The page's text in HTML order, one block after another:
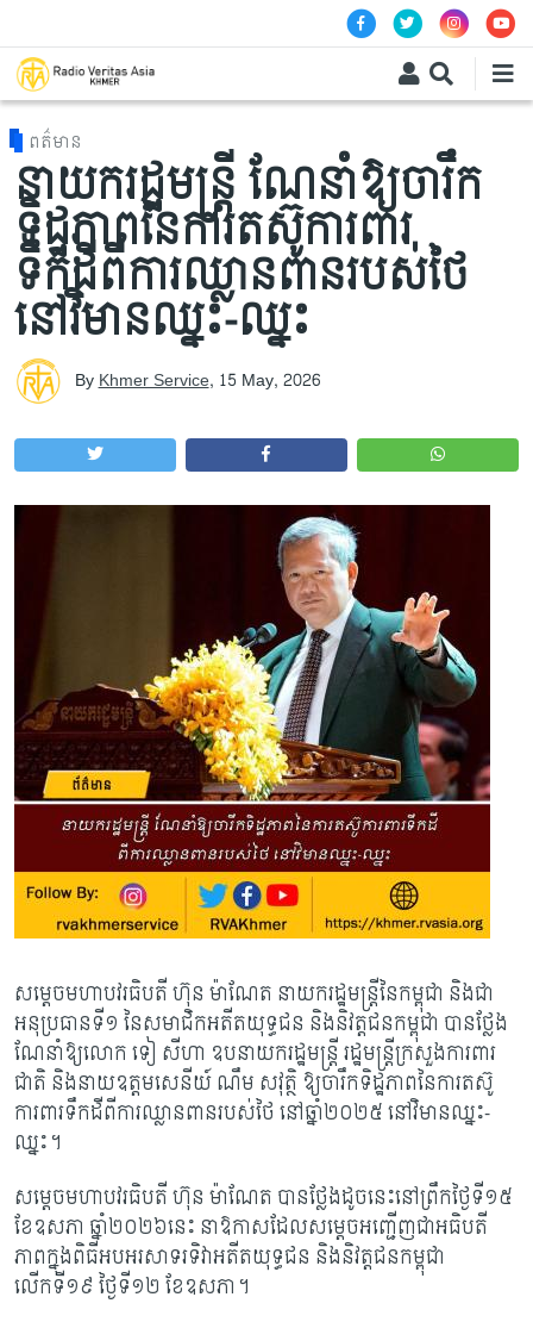
ពត៌មាន
នាយករដ្ឋមន្ត្រី ណែនាំឱ្យចារឹក
ទិដ្ឋភាពនៃការតស៊ូការពារ
ទឹកដីពីការឈ្លានពានរបស់ថៃ
នៅវិមានឈ្នះ-ឈ្នះ
ByKhmer Service, 15 May, 2026
សម្តេចមហាបវរធិបតី ហ៊ុន ម៉ាណែត នាយករដ្ឋមន្ដ្រីនៃកម្ពុជា និងជា
អនុប្រធានទី១ នៃសមាជិកអតីតយុទ្ធជន និងនិវត្តជនកម្ពុជា បានថ្លែង
ណែនាំឱ្យលោក ទៀ សីហា ឧបនាយករដ្ឋមន្ត្រី រដ្ឋមន្ត្រីក្រសួងការពារ
ជាតិ និងនាយឧត្តមសេនីយ៍ ណឹម សវុត្ថិ ឱ្យចារឹកទិដ្ឋភាពនៃការតស៊ូ
ការពារទឹកដីពីការឈ្លានពានរបស់ថៃ នៅឆ្នាំ២០២៥ នៅវិមានឈ្នះ-
ឈ្នះ។
សម្តេចមហាបវរធិបតី ហ៊ុន ម៉ាណែត បានថ្លែងដូចនេះនៅព្រឹកថ្ងៃទី១៥
ខែឧសភា ឆ្នាំ២០២៦នេះ នាឱកាសដែលសម្តេចអញ្ជើញជាអធិបតី
ភាពក្នុងពិធីអបអរសាទរទិវាអតីតយុទ្ធជន និងនិវត្តជនកម្ពុជា
លើកទី១៩ ថ្ងៃទី១២ ខែឧសភា។